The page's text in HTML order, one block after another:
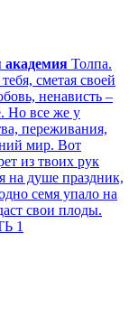
академия Толпа.
сметая своей
ненависть –
Но все же у
переживания,
мир. Вот
из твоих рук
на душе праздник,
семя упало на
свои плоды.
1